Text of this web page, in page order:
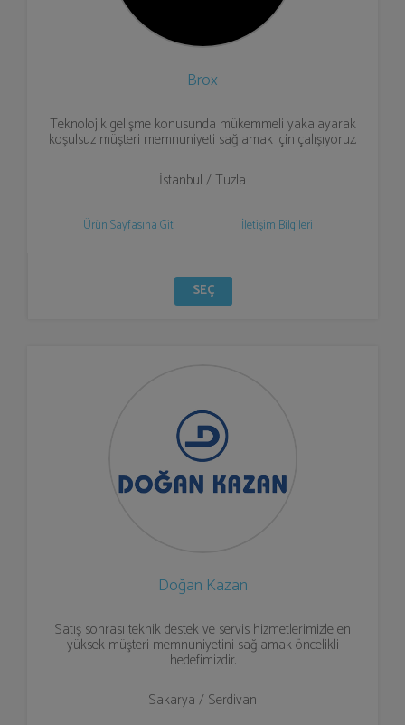
Brox
Teknolojik gelişme konusunda mükemmeli yakalayarak
koşulsuz müşteri memnuniyeti sağlamak için çalışıyoruz.
İstanbul / Tuzla
Ürün Sayfasına Git İletişim Bilgileri
SEÇ
Doğan Kazan
Satış sonrası teknik destek ve servis hizmetlerimizle en
yüksek müşteri memnuniyetini sağlamak öncelikli
hedefimizdir.
Sakarya / Serdivan